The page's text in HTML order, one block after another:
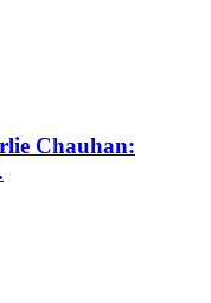
Chauhan: